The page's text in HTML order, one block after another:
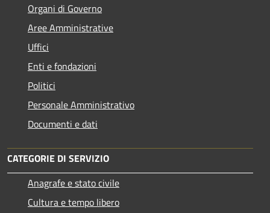
Organi di Governo
Aree Amministrative
Uffici
Enti e fondazioni
Politici
Personale Amministrativo
Documenti e dati
CATEGORIE DI SERVIZIO
Anagrafe e stato civile
Cultura e tempo libero